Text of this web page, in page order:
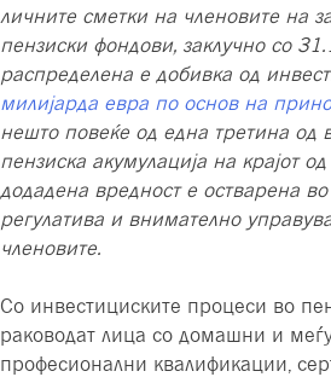
личните сметки на членовите на
пензиски фондови, заклучно со
распределена е добивка од
милијарда евра по основ на
нешто повеќе од една третина од
пензиска акумулација на крајот
додадена вредност е остварена
регулатива и внимателно
членовите.
Со инвестициските процеси во
раководат лица со домашни и
професионални квалификации,